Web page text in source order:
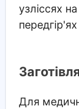
узліссях
Для